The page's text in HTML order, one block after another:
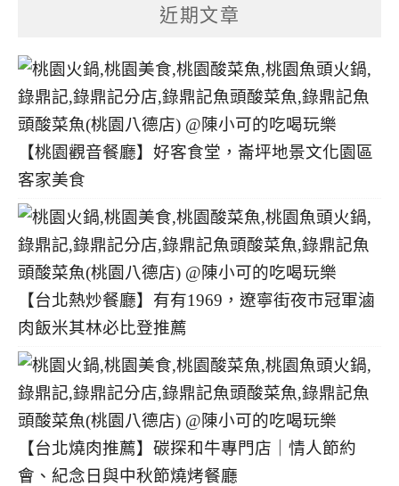
近期文章
【桃園觀音餐廳】好客食堂，崙坪地景文化園區
客家美食
【台北熱炒餐廳】有有1969，遼寧街夜市冠軍滷
肉飯米其林必比登推薦
【台北燒肉推薦】碳探和牛專門店｜情人節約
會、紀念日與中秋節燒烤餐廳